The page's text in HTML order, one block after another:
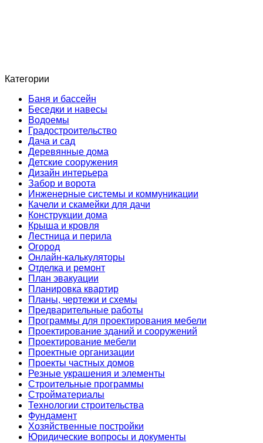
Категории
Баня и бассейн
Беседки и навесы
Водоемы
Градостроительство
Дача и сад
Деревянные дома
Детские сооружения
Дизайн интерьера
Забор и ворота
Инженерные системы и коммуникации
Качели и скамейки для дачи
Конструкции дома
Крыша и кровля
Лестница и перила
Огород
Онлайн-калькуляторы
Отделка и ремонт
План эвакуации
Планировка квартир
Планы, чертежи и схемы
Предварительные работы
Программы для проектирования мебели
Проектирование зданий и сооружений
Проектирование мебели
Проектные организации
Проекты частных домов
Резные украшения и элементы
Строительные программы
Стройматериалы
Технологии строительства
Фундамент
Хозяйственные постройки
Юридические вопросы и документы